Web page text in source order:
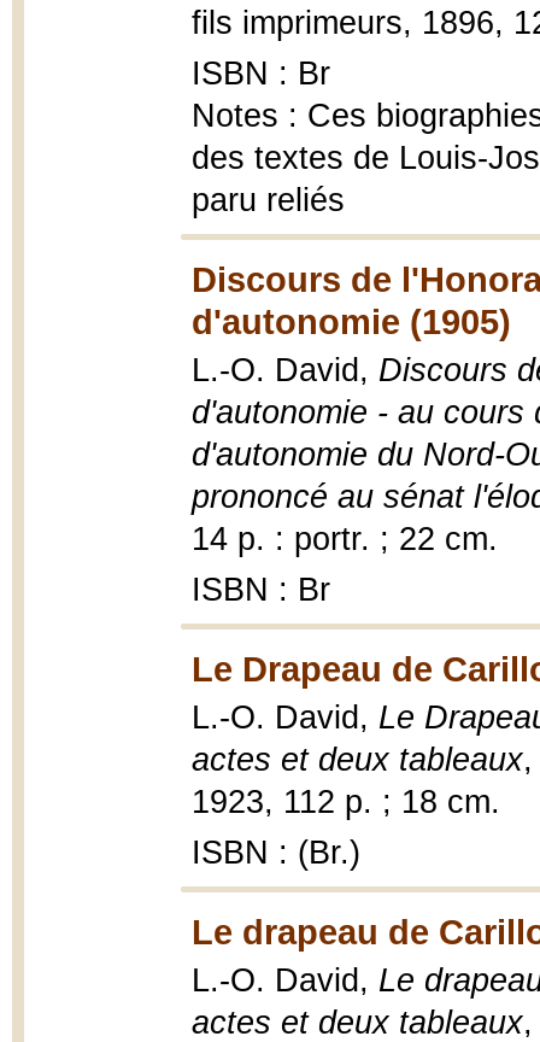
fils imprimeurs, 1896,
ISBN : Br
Notes : Ces
des textes de Louis-
paru reliés
Discours de
d'autonomie (1905)
L.-O. David, Discours
d'autonomie - au
d'autonomie du Nord-
prononcé au sénat
14 p. : portr. ; 22 cm.
ISBN : Br
Le Drapeau de
L.-O. David, Le
actes et deux tableaux
1923, 112 p. ; 18 cm.
ISBN : (Br.)
Le drapeau de
L.-O. David, Le
actes et deux tableaux